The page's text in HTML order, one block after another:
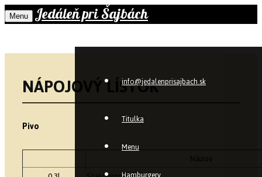
Menu Jedáleň pri Šajbách
info@jedalenprisajbach.sk
Titulka
Menu
NÁPOJOVÝ LÍSTOK
Pivo
Názov